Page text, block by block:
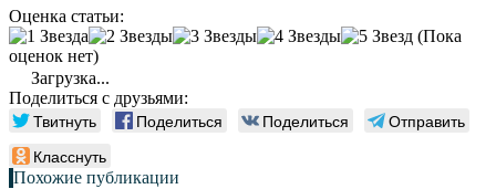
Оценка статьи:
(Пока
оценок нет)
Загрузка...
Поделиться с друзьями:
Твитнуть Поделиться Поделиться
Отправить
Класснуть
Похожие публикации